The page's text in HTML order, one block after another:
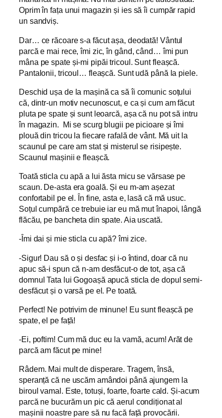
Oprim în fața unui magazin și ies să îi cumpăr rapid
un sandviș.
Dar… ce răcoare s-a făcut așa, deodată! Vântul
parcă e mai rece, îmi zic, în gând, când… îmi pun
mâna pe spate și-mi pipăi tricoul. Sunt fleașcă.
Pantalonii, tricoul… fleașcă. Sunt udă până la piele.
Deschid ușa de la mașină ca să îi comunic soțului
că, dintr-un motiv necunoscut, e ca și cum am făcut
pluta pe spate și sunt leoarcă, așa că nu pot să intru
în magazin. Mi se scurg blugii pe picioare și îmi
plouă din tricou la fiecare rafală de vânt. Mă uit la
scaunul pe care am stat și misterul se risipește.
Scaunul mașinii e fleașcă.
Toată sticla cu apă a lui ăsta micu se vărsase pe
scaun. De-asta era goală. Și eu m-am așezat
confortabil pe el. În fine, asta e, lasă că mă usuc.
Soțul cumpără ce trebuie iar eu mă mut înapoi, lângă
flăcău, pe bancheta din spate. Aia uscată.
-Îmi dai și mie sticla cu apă? îmi zice.
-Sigur! Dau să o și desfac și i-o întind, doar că nu
apuc să-i spun că n-am desfăcut-o de tot, așa că
domnul Tata lui Gogoașă apucă sticla de dopul semi-
desfăcut și o varsă pe el. Pe toată.
Perfect! Ne potrivim de minune! Eu sunt fleașcă pe
spate, el pe față!
-Ei, poftim! Cum mă duc eu la vamă, acum! Arăt de
parcă am făcut pe mine!
Râdem. Mai mult de disperare. Tragem, însă,
speranță că ne uscăm amândoi până ajungem la
biroul vamal. Este, totuși, foarte, foarte cald. Și-acum
parcă ne bucurăm un pic că aerul condiționat al
mașinii noastre pare să nu facă față provocării.